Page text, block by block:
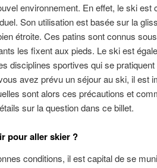
environnement. En effet, le ski est
Son utilisation est basée sur la
étroite. Ces patins sont connus
les fixent aux pieds. Le ski est
disciplines sportives qui se
avez prévu un séjour au ski, il est
sont alors ces précautions et
sur la question dans ce billet.
pour aller skier ?
conditions, il est capital de se